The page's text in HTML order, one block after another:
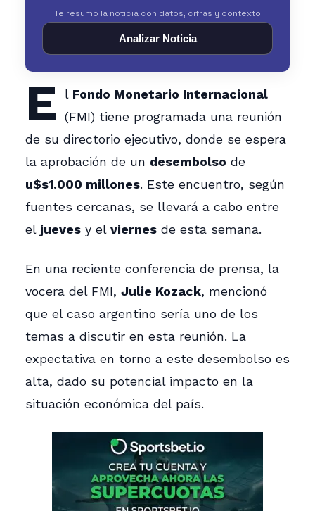
Te resumo la noticia con datos, cifras y contexto
Analizar Noticia
E l Fondo Monetario Internacional
(FMI) tiene programada una reunión
de su directorio ejecutivo, donde se espera
la aprobación de un desembolso de
u$s1.000 millones. Este encuentro, según
fuentes cercanas, se llevará a cabo entre
el jueves y el viernes de esta semana.
En una reciente conferencia de prensa, la
vocera del FMI, Julie Kozack, mencionó
que el caso argentino sería uno de los
temas a discutir en esta reunión. La
expectativa en torno a este desembolso es
alta, dado su potencial impacto en la
situación económica del país.